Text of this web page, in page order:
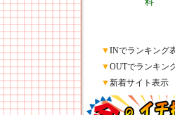
▼INでランキング
▼OUTでランキン
▼新着サイト表示